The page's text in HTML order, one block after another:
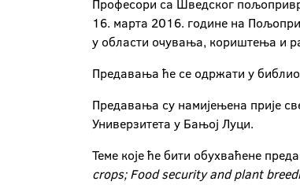
Професори са Шведског
16. марта 2016. године на
у области очувања, кориштења и
Предавања ће се одржати у
Предавања су намијењена прије
Универзитета у Бањој Луци.
Теме које ће бити обухваћене
crops; Food security and plant